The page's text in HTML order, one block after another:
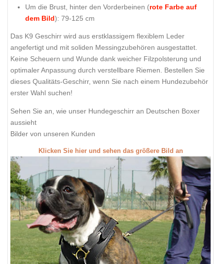
Um die Brust, hinter den Vorderbeinen (rote Farbe auf
dem Bild): 79-125 cm
Das K9 Geschirr wird aus erstklassigem flexiblem Leder
angefertigt und mit soliden Messingzubehören ausgestattet.
Keine Scheuern und Wunde dank weicher Filzpolsterung und
optimaler Anpassung durch verstellbare Riemen. Bestellen Sie
dieses Qualitäts-Geschirr, wenn Sie nach einem Hundezubehör
erster Wahl suchen!
Sehen Sie an, wie unser Hundegeschirr an Deutschen Boxer
aussieht
Bilder von unseren Kunden
Klicken Sie hier und sehen das größere Bild an